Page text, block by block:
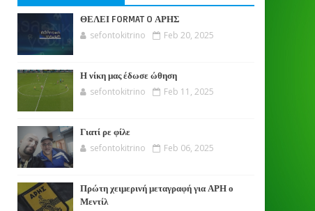
ΘΕΛΕΙ FORMAT O ΑΡΗΣ
sefontokitrino Feb 20, 2025
Η νίκη μας έδωσε ώθηση
sefontokitrino Feb 11, 2025
Γιατί ρε φίλε
sefontokitrino Feb 06, 2025
Πρώτη χειμερινή μεταγραφή για ΑΡΗ ο
Μεντίλ